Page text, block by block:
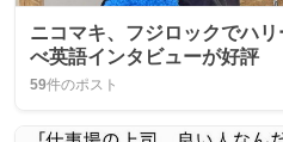
ニコマキ、フジロックでハ
べ英語インタビューが好評
59件のポスト